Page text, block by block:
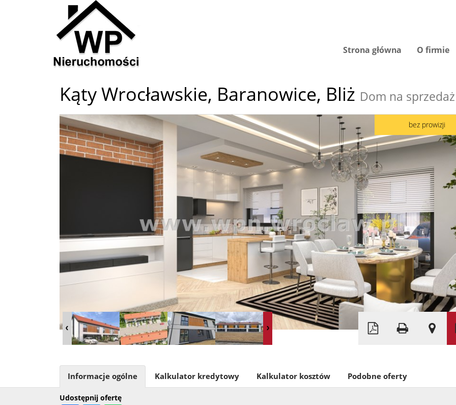
Strona główna O firmie
Kąty Wrocławskie, Baranowice, Bliż Dom na sprzedaż
bez prowizji
+
−
©OpenStreetMap
Udostępnij ofertę
Informacje ogólne Kalkulator kredytowy Kalkulator kosztów Podobne oferty